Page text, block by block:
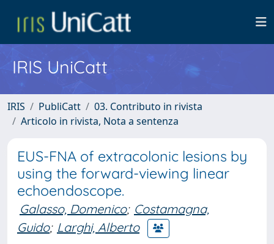
IRIS UniCatt
IRIS PubliCatt
03. Contributo in rivista
Articolo in rivista, Nota a sentenza
EUS-FNA of extracolonic lesions by
using the forward-viewing linear
echoendoscope.
Galasso, Domenico; Costamagna,
Guido; Larghi, Alberto